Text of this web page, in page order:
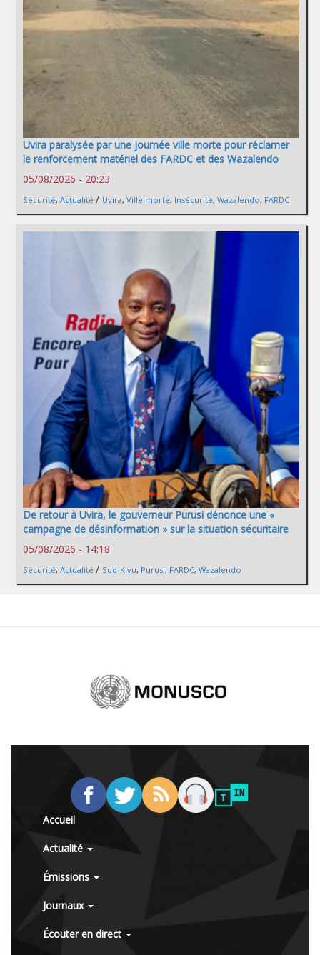
Uvira paralysée par une journée ville morte pour réclamer
le renforcement matériel des FARDC et des Wazalendo
05/08/2026 - 20:23
Sécurité, Actualité / Uvira, Ville morte, Insécurité, Wazalendo, FARDC
De retour à Uvira, le gouverneur Purusi dénonce une «
campagne de désinformation » sur la situation sécuritaire
05/08/2026 - 14:18
Sécurité, Actualité / Sud-Kivu, Purusi, FARDC, Wazalendo
Accueil
Actualité
Émissions
Journaux
Écouter en direct